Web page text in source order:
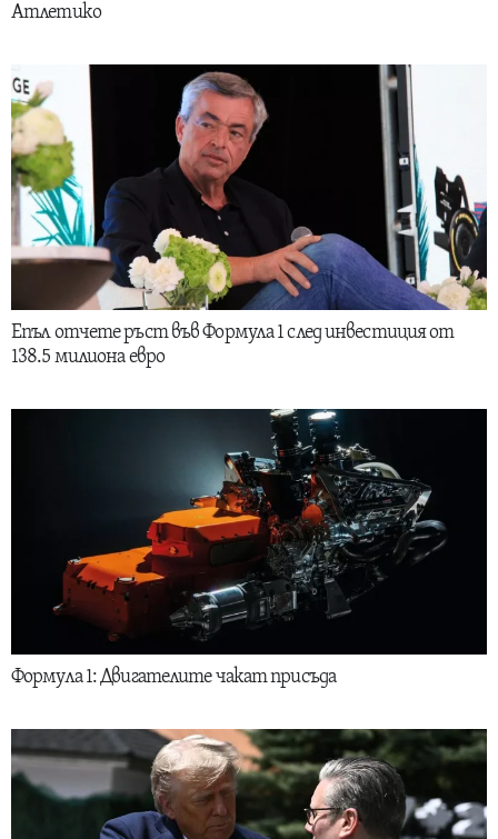
Атлетико
Епъл отчете ръст във Формула 1 след инвестиция от
138.5 милиона евро
Формула 1: Двигателите чакат присъда